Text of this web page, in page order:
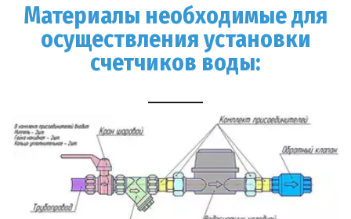
Материалы необходимые для
осуществления установки
счетчиков воды: